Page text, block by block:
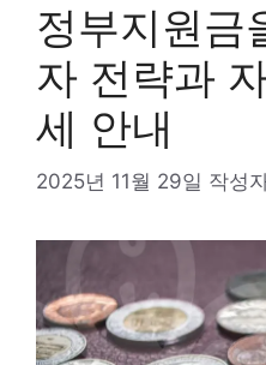
정부지원금
자 전략과
세 안내
2025년 11월 29일 작성